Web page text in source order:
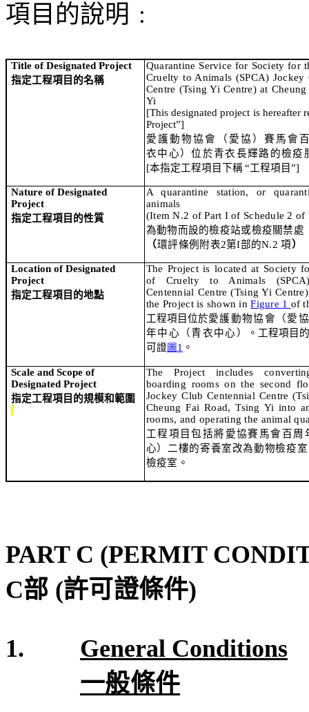
項目的說明 ﹕
Title of Designated Project
指定工程項目的名稱
Quarantine Service for Society for
Cruelty to Animals (SPCA) Jockey
Centre (Tsing Yi Centre) at
Yi
[This designated project is hereafter
Project”]
愛護動物協會（愛協）賽馬會
衣中心）位於青衣長輝路的檢疫
[本指定工程項目下稱“工程項目”]
Nature of Designated
Project
指定工程項目的性質
A quarantine station, or
animals
(Item N.2 of Part I of Schedule 2 of
為動物而設的檢疫站或檢疫關禁處
（環評條例附表2第I部的N.2項）
Location of Designated
Project
指定工程項目的地點
The Project is located at Society
of Cruelty to Animals
Centennial Centre (Tsing Yi
the Project is shown inFigure 1 of
工程項目位於愛護動物協會（愛
年中心（青衣中心） 。 工程項目
可證圖1 。
Scale and Scope of
Designated Project
指定工程項目的規模和範圍
The Project includes
boarding rooms on the second
Jockey Club Centennial Centre
Cheung Fai Road, Tsing Yi into
rooms, and operating the animal
工程項目包括將 愛協賽馬會百 周
心）二樓的寄養室改為動物檢疫
檢疫室。
PART C (PERMIT
C部 (許可證條件)
1.
General Conditions
一般條件